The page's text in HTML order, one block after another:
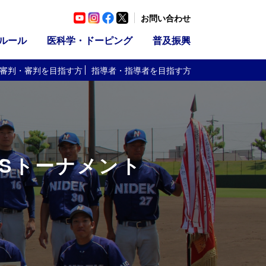
ール 医科学・ドーピング 普及振興
お問い合わせ
審判・審判を目指す方 指導者・指導者を目指す方
トーナメント